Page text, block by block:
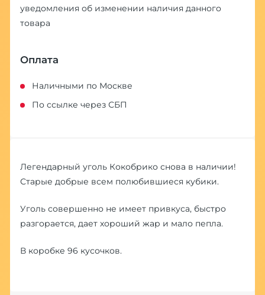
уведомления об изменении наличия данного
товара
Оплата
Наличными по Москве
По ссылке через СБП
Легендарный уголь Кокобрико снова в наличии!
Старые добрые всем полюбившиеся кубики.
Уголь совершенно не имеет привкуса, быстро
разгорается, дает хороший жар и мало пепла.
В коробке 96 кусочков.